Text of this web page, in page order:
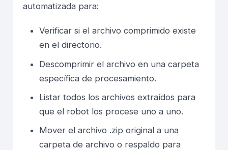
automatizada para:
Verificar si el archivo comprimido existe
en el directorio.
Descomprimir el archivo en una carpeta
específica de procesamiento.
Listar todos los archivos extraídos para
que el robot los procese uno a uno.
Mover el archivo .zip original a una
carpeta de archivo o respaldo para